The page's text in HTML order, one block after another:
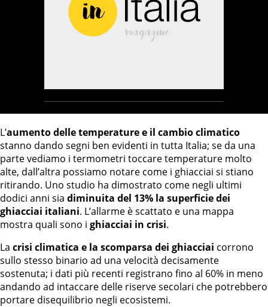
L’aumento delle temperature e il cambio climatico
stanno dando segni ben evidenti in tutta Italia; se da una
parte vediamo i termometri toccare temperature molto
alte, dall’altra possiamo notare come i ghiacciai si stiano
ritirando. Uno studio ha dimostrato come negli ultimi
dodici anni sia diminuita del 13% la superficie dei
ghiacciai italiani. L’allarme è scattato e una mappa
mostra quali sono i ghiacciai in crisi.
La crisi climatica e la scomparsa dei ghiacciai corrono
sullo stesso binario ad una velocità decisamente
sostenuta; i dati più recenti registrano fino al 60% in meno
andando ad intaccare delle riserve secolari che potrebbero
portare disequilibrio negli ecosistemi.